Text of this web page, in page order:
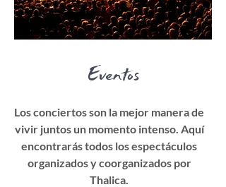
Eventos
Los conciertos son la mejor manera de
vivir juntos un momento intenso. Aquí
encontrarás todos los espectáculos
organizados y coorganizados por
Thalica.